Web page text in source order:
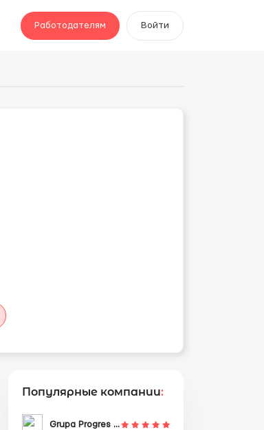
Работодателям Войти
Популярные компании:
Grupa Progres Sp. z o.o.